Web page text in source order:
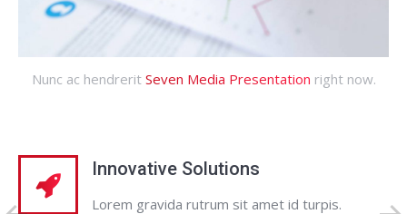
Nunc ac hendrerit Seven Media Presentation right now.
Innovative Solutions
Lorem gravida rutrum sit amet id turpis.